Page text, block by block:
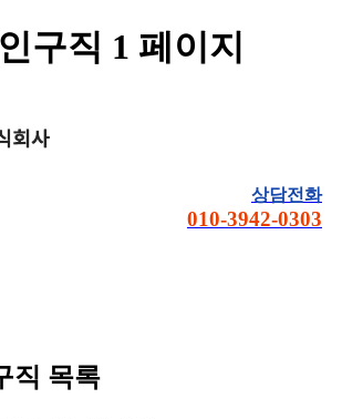
구직 1 페이지
상담전화
010-3942-0303
직 목록